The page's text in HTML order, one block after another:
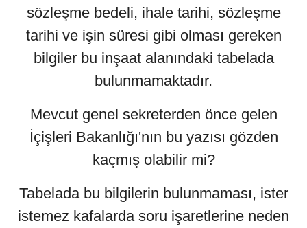
sözleşme bedeli, ihale tarihi, sözleşme
tarihi ve işin süresi gibi olması gereken
bilgiler bu inşaat alanındaki tabelada
bulunmamaktadır.
Mevcut genel sekreterden önce gelen
İçişleri Bakanlığı'nın bu yazısı gözden
kaçmış olabilir mi?
Tabelada bu bilgilerin bulunmaması, ister
istemez kafalarda soru işaretlerine neden